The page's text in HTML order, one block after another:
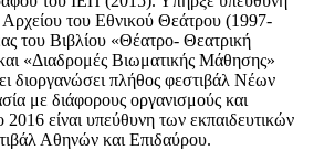
Αρχείου του Εθνικού Θεάτρου (1997-
του Βιβλίου «Θέατρο- Θεατρική
«Διαδρομές Βιωματικής Μάθησης»
διοργανώσει πλήθος φεστιβάλ Νέων
με διάφορους οργανισμούς και
είναι υπεύθυνη των εκπαιδευτικών
Αθηνών και Επιδαύρου.